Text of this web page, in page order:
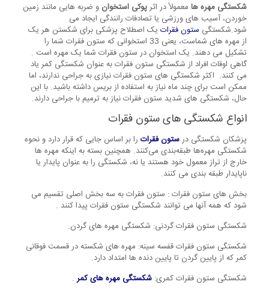
شکستگی مهره هامعمولاً در اثرپوکی استخوان و ضربه هایی مانند زمین
خوردن، آسیب های ورزشی یا تصادفات رانندگی ایجاد می
شود.شکستگی ستون فقراتیک اصطلاح پزشکی برای شکستن هر یک
از مهره های شماست، یعنی 33 استخوانی که ستون فقرات شما را
تشکیل می دهند. یک استخوان در ستون فقرات شما یک مهره است .
گاهی اوقات افراد از شکستگی ستون فقرات به عنوان شکستگی کمر یاد
می کنند. اکثر شکستگی های ستون فقرات نیازی به جراحی ندارند، اما
ممکن است برای چند ماه نیاز به استفاده از بریس داشته باشید. با این
حال، شکستگی های شدید ستون فقرات نیاز به ترمیم با جراحی دارند.
انواع شکستگی های ستون فقرات
پزشکان شکستگی درستون فقراترا بر اساس جایی که قرار دارد و نحوه
شکستگی مهره‌ها طبقه‌بندی می‌کنند. همچنین بسته به اینکه مهره ها
خارج از تراز معمول خود هستند یا نه، شکستگی را به عنوان پایدار یا
ناپایدار طبقه بندی می کنند.
بخش های ستون فقرات : ستون فقرات به سه بخش اصلی تقسیم می
شود که همه آنها می توانند شکستگی ستون فقرات پیدا کنند .
شکستگی ستون فقرات گردنی: شکستگی مهره های گردن.
شکستگی ستون فقرات قفسه سینه: مهره های شکسته در قسمت فوقانی
کمر که از پایین گردن تا پایین دنده ها امتداد دارد.
شکستگی ستون فقرات کمری: شکستگی مهره های کمر .